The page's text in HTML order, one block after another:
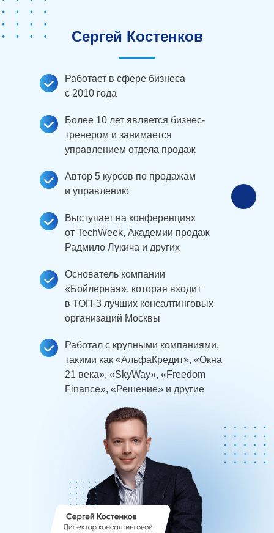
Сергей Костенков
Работает в сфере бизнеса
с 2010 года
Более 10 лет является бизнес-
тренером и занимается
управлением отдела продаж
Автор 5 курсов по продажам
и управлению
Выступает на конференциях
от TechWeek, Академии продаж
Радмило Лукича и других
Основатель компании
«Бойлерная», которая входит
в ТОП-3 лучших консалтинговых
организаций Москвы
Работал с крупными компаниями,
такими как «АльфаКредит», «Окна
21 века», «SkyWay», «Freedom
Finance», «Решение» и другие